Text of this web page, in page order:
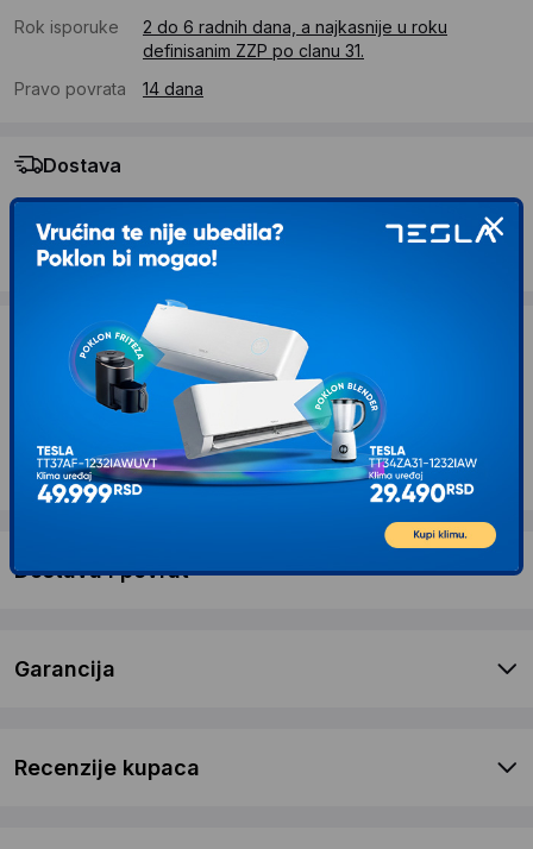
Rok isporuke
2 do 6 radnih dana, a najkasnije u roku
definisanim ZZP po clanu 31.
Pravo povrata
14 dana
Dostava
Standardna dostava se očekuje u roku od 2 do 6 radnih
dana
Troskovi dostave 490 RSD
Želite li ponudu za firmu?
Kontaktirajte nas
Opis proizvoda ARMAGGEDDON HPX-100
Roze Držač za slušalice
Dostava i povrat
Garancija
Recenzije kupaca